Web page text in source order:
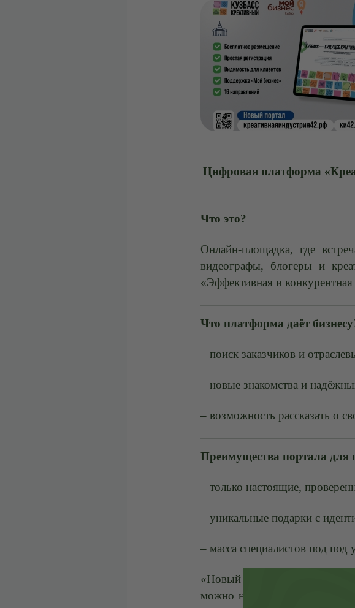
Цифровая платформа
Что это?
Онлайн-площадка, где
видеографы, блогеры и
«Эффективная и
Что платформа даёт
– поиск заказчиков и
– новые знакомства и
– возможность рассказать о
Преимущества портала для
– только настоящие,
– уникальные подарки с
– масса специалистов под под
«Новый креативный портал —
можно найти наставника для